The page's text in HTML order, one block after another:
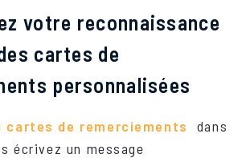
votre reconnaissance
cartes de
personnalisées
cartes de remerciements
dans
écrivez un message